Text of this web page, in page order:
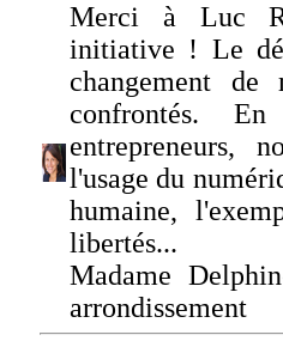
Merci à Luc
initiative ! Le
changement de
confrontés.
entrepreneurs,
l'usage du
humaine,
libertés...
Madame
arrondissement